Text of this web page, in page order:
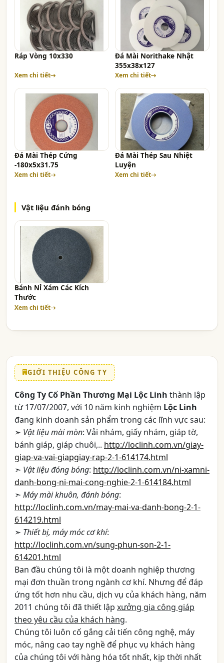
Ráp Vòng 10x330
Xem chi tiết
Đá Mài Norithake Nhật
355x38x127
Xem chi tiết
Đá Mài Thép Cứng
-180x5x31.75
Xem chi tiết
Đá Mài Thép Sau Nhiệt
Luyện
Xem chi tiết
Vật liệu đánh bóng
Bánh Nỉ Xám Các Kích
Thước
Xem chi tiết
GIỚI THIỆU CÔNG TY
Công Ty Cổ Phần Thương Mại Lộc Linh thành lập
từ 17/07/2007, với 10 năm kinh nghiệm Lộc Linh
đang kinh doanh sản phẩm trong các lĩnh vực sau:
➣ Vật liệu mài mòn: Vải nhám, giấy nhám, giáp tờ,
bánh giáp, giáp chuôi,.. http://loclinh.com.vn/giay-
giap-va-vai-giapgiay-rap-2-1-614174.html
➣ Vật liệu đóng bóng: http://loclinh.com.vn/ni-xamni-
danh-bong-ni-mai-cong-nghie-2-1-614184.html
➣ Máy mài khuôn, đánh bóng:
http://loclinh.com.vn/may-mai-va-danh-bong-2-1-
614219.html
➣ Thiết bị, máy móc cơ khí:
http://loclinh.com.vn/sung-phun-son-2-1-
614201.html
Ban đầu chúng tôi là một doanh nghiệp thương
mại đơn thuần trong ngành cơ khí. Nhưng để đáp
ứng tốt hơn nhu cầu, dịch vụ của khách hàng, năm
2011 chúng tôi đã thiết lập xưởng gia công giáp
theo yêu cầu của khách hàng.
Chúng tôi luôn cố gắng cải tiến công nghệ, máy
móc, nâng cao tay nghề để phục vụ khách hàng
của chúng tôi với hàng hóa tốt nhất, kịp thời nhất